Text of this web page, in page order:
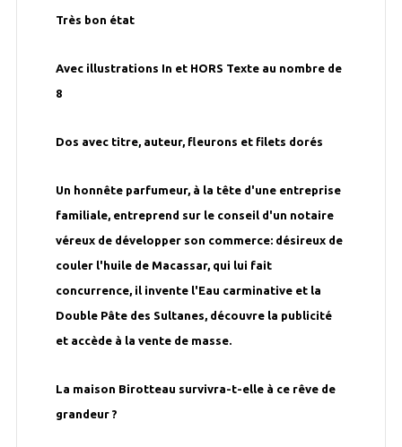
Très bon état
Avec illustrations In et HORS Texte au nombre de
8
Dos avec titre, auteur, fleurons et filets dorés
Un honnête parfumeur, à la tête d'une entreprise
familiale, entreprend sur le conseil d'un notaire
véreux de développer son commerce: désireux de
couler l'huile de Macassar, qui lui fait
concurrence, il invente l'Eau carminative et la
Double Pâte des Sultanes, découvre la publicité
et accède à la vente de masse.
La maison Birotteau survivra-t-elle à ce rêve de
grandeur ?